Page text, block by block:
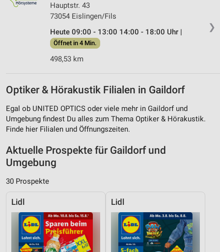
❯
Hauptstr. 43
73054 Eislingen/Fils
Heute 09:00 - 13:00 14:00 - 18:00 Uhr |
Öffnet in 4 Min.
498,53 km
Optiker & Hörakustik Filialen in Gaildorf
Egal ob UNITED OPTICS oder viele mehr in Gaildorf und
Umgebung findest Du alles zum Thema Optiker & Hörakustik.
Finde hier Filialen und Öffnungszeiten.
Aktuelle Prospekte für Gaildorf und
Umgebung
30 Prospekte
Lidl Lidl